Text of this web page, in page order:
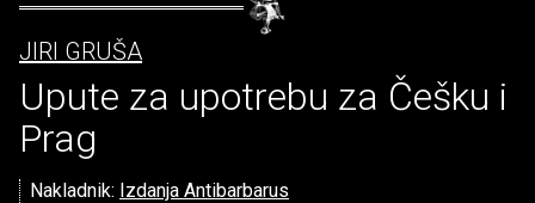
JIRI GRUŠA
Upute za upotrebu za Češku i
Prag
Nakladnik: Izdanja Antibarbarus